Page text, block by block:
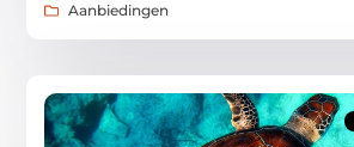
Aanbiedingen